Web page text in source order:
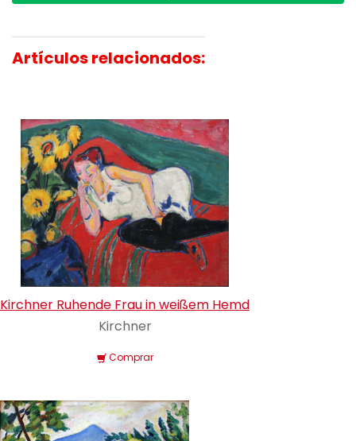
Artículos relacionados:
Kirchner Ruhende Frau in weißem Hemd
Kirchner
Comprar